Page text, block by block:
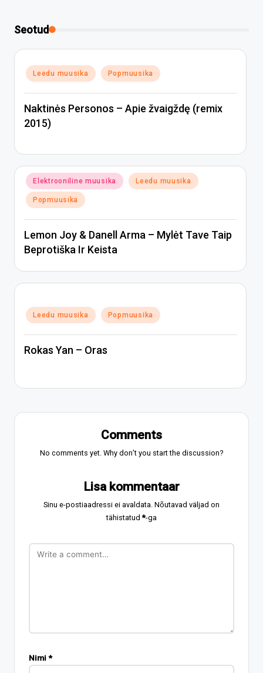
Seotud
Posted
in
Leedu muusika Popmuusika
Naktinės Personos – Apie žvaigždę (remix
2015)
Posted
in
Elektrooniline muusika Leedu muusika
Popmuusika
Lemon Joy & Danell Arma – Mylėt Tave Taip
Beprotiška Ir Keista
Posted
in
Leedu muusika Popmuusika
Rokas Yan – Oras
Comments
No comments yet. Why don’t you start the discussion?
Lisa kommentaar
Sinu e-postiaadressi ei avaldata. Nõutavad väljad on
tähistatud*-ga
Nimi*